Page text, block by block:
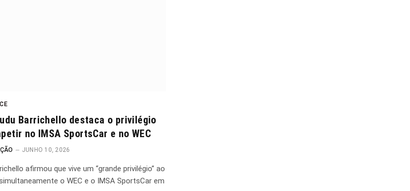
Barrichello destaca o privilégio
no IMSA SportsCar e no WEC
JUNHO 10, 2026
afirmou que vive um “grande privilégio” ao
o WEC e o IMSA SportsCar em